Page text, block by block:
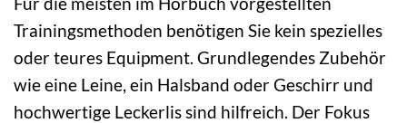
Trainingsmethoden benötigen Sie kein spezielles
oder teures Equipment. Grundlegendes Zubehör
wie eine Leine, ein Halsband oder Geschirr und
hochwertige Leckerlis sind hilfreich. Der Fokus